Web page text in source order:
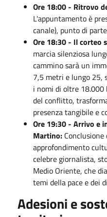
Ore 18:00 - Ritrovo
L'appuntamento è
canale), punto di
Ore 18:30 - Il corteo
marcia silenziosa
cammino sarà un
7,5 metri e lungo 25,
i nomi di oltre
del conflitto,
presenza tangibile e
Ore 19:30 - Arrivo e
Martino:
approfondimento
celebre giornalista,
Medio Oriente, che
temi della pace e dei
Adesioni e